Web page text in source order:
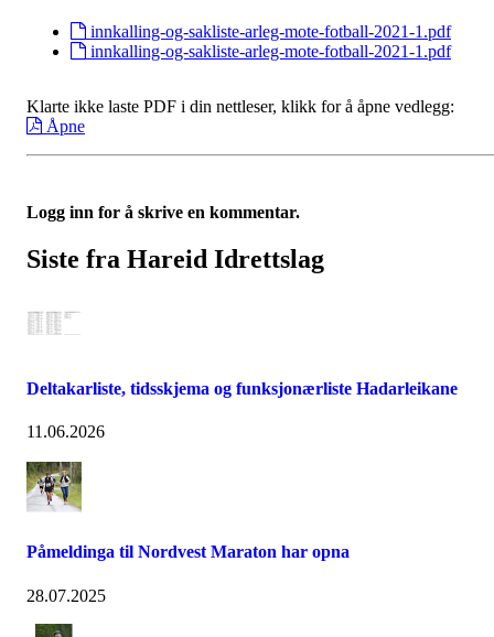
innkalling-og-sakliste-arleg-mote-fotball-2021-1.pdf
innkalling-og-sakliste-arleg-mote-fotball-2021-1.pdf
Klarte ikke laste PDF i din nettleser, klikk for å åpne vedlegg:
Åpne
Logg inn for å skrive en kommentar.
Siste fra Hareid Idrettslag
Deltakarliste, tidsskjema og funksjonærliste Hadarleikane
11.06.2026
Påmeldinga til Nordvest Maraton har opna
28.07.2025